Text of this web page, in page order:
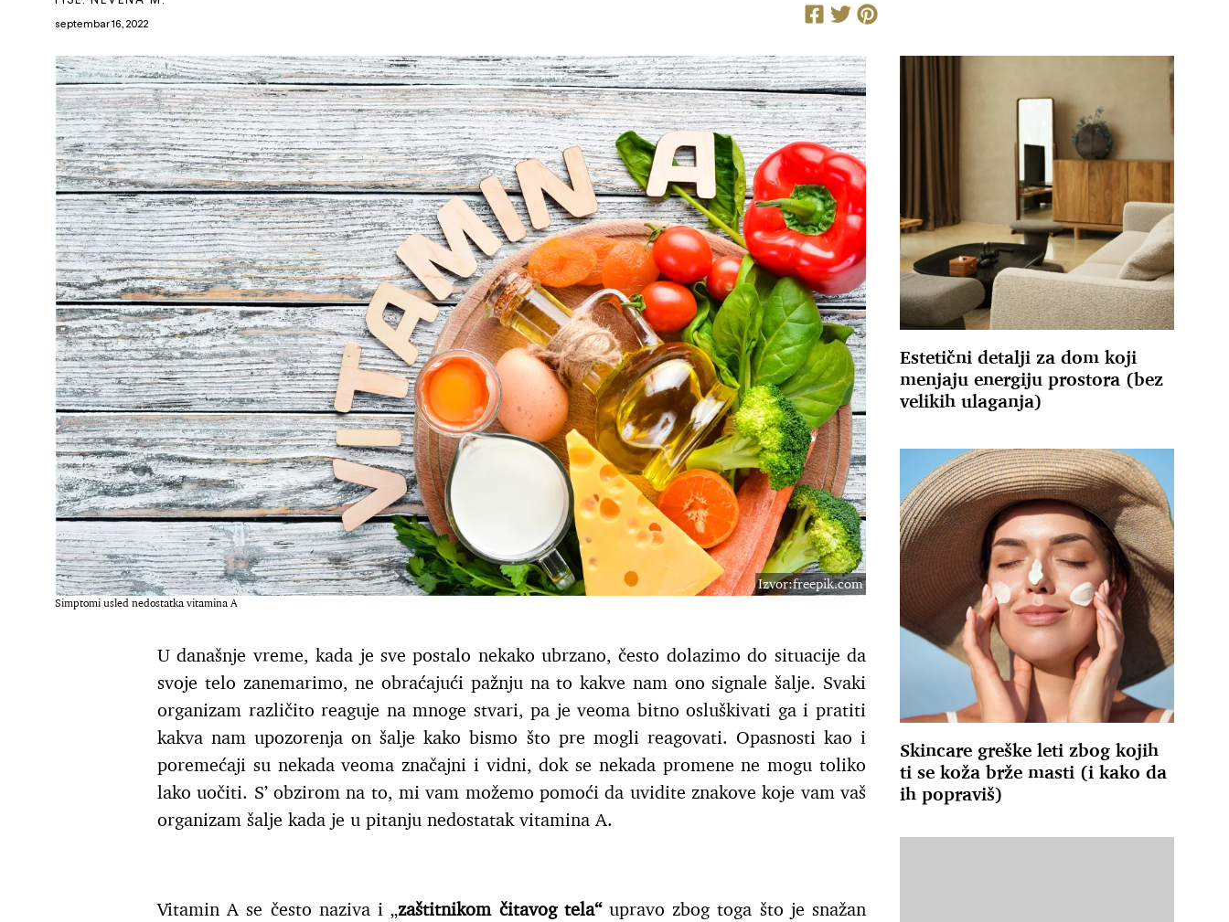
septembar 16, 2022
Simptomi usled nedostatka vitamina A
Izvor:freepik.com
U današnje vreme, kada je sve postalo nekako ubrzano, često dolazimo do situacije da
svoje telo zanemarimo, ne obraćajući pažnju na to kakve nam ono signale šalje. Svaki
organizam različito reaguje na mnoge stvari, pa je veoma bitno osluškivati ga i pratiti
kakva nam upozorenja on šalje kako bismo što pre mogli reagovati. Opasnosti kao i
poremećaji su nekada veoma značajni i vidni, dok se nekada promene ne mogu toliko
lako uočiti. S’ obzirom na to, mi vam možemo pomoći da uvidite znakove koje vam vaš
organizam šalje kada je u pitanju nedostatak vitamina A.
Vitamin A se često naziva i „zaštitnikom čitavog tela“upravo zbog toga što je snažan
Estetični detalji za dom koji
menjaju energiju prostora (bez
velikih ulaganja)
Skincare greške leti zbog kojih
ti se koža brže masti (i kako da
ih popraviš)